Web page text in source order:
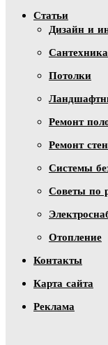
Статьи
Дизайн и
Сантехника
Потолки
Ремонт
Ремонт стен
Системы
Советы по
Отопление
Контакты
Карта сайта
Реклама